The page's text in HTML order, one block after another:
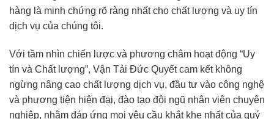
hàng là minh chứng rõ ràng nhất cho chất lượng và uy tín
dịch vụ của chúng tôi.
Với tầm nhìn chiến lược và phương châm hoạt động “Uy
tín và Chất lượng”, Vận Tải Đức Quyết cam kết không
ngừng nâng cao chất lượng dịch vụ, đầu tư vào công nghệ
và phương tiện hiện đại, đào tạo đội ngũ nhân viên chuyên
nghiệp, nhằm đáp ứng mọi yêu cầu khắt khe nhất của quý